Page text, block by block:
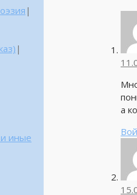
а
|
|
иные